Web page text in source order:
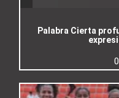
Palabra Cierta